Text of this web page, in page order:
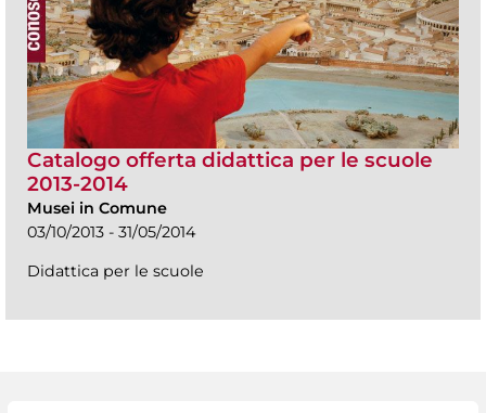
Catalogo offerta didattica per le scuole
2013-2014
Musei in Comune
03/10/2013 - 31/05/2014
Didattica per le scuole